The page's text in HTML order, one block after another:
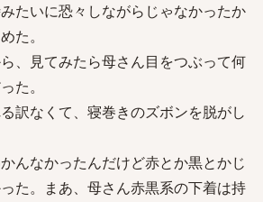
たいに恐々しながらじゃなかったか
た。
、見てみたら母さん目をつぶって何
た。
訳なくて、寝巻きのズボンを脱がし
んなかったんだけど赤とか黒とかじ
た。まあ、母さん赤黒系の下着は持